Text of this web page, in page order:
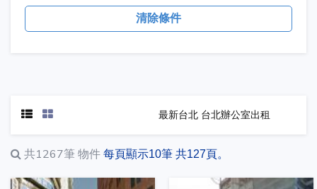
清除條件
最新台北 台北辦公室出租
共1267筆 物件 每頁顯示10筆 共127頁。